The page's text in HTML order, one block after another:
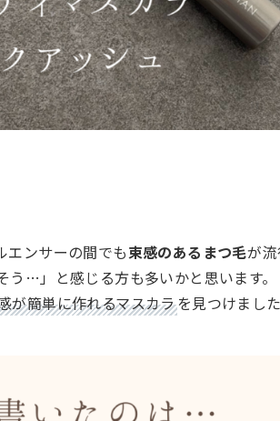
エンサーの間でも束感のあるまつ毛が
…」と感じる方も多いかと思います。
が簡単に作れるマスカラを見つけまし